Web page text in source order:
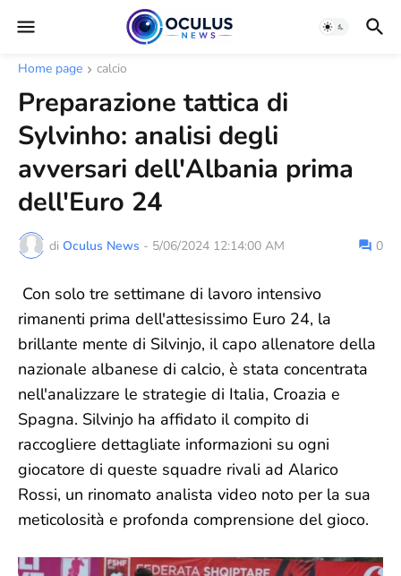
Home page calcio
Preparazione tattica di
Sylvinho: analisi degli
avversari dell'Albania prima
dell'Euro 24
di Oculus News - 5/06/2024 12:14:00 AM 0
Con solo tre settimane di lavoro intensivo
rimanenti prima dell'attesissimo Euro 24, la
brillante mente di Silvinjo, il capo allenatore della
nazionale albanese di calcio, è stata concentrata
nell'analizzare le strategie di Italia, Croazia e
Spagna. Silvinjo ha affidato il compito di
raccogliere dettagliate informazioni su ogni
giocatore di queste squadre rivali ad Alarico
Rossi, un rinomato analista video noto per la sua
meticolosità e profonda comprensione del gioco.